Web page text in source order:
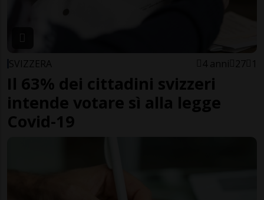
SVIZZERA 4 anni 27 1
Il 63% dei cittadini svizzeri
intende votare sì alla legge
Covid-19